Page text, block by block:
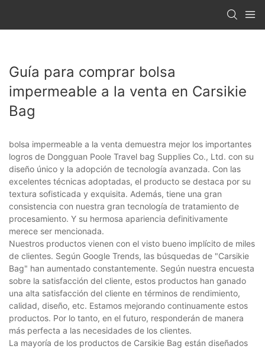
Guía para comprar bolsa
impermeable a la venta en Carsikie
Bag
bolsa impermeable a la venta demuestra mejor los importantes
logros de Dongguan Poole Travel bag Supplies Co., Ltd. con su
diseño único y la adopción de tecnología avanzada. Con las
excelentes técnicas adoptadas, el producto se destaca por su
textura sofisticada y exquisita. Además, tiene una gran
consistencia con nuestra gran tecnología de tratamiento de
procesamiento. Y su hermosa apariencia definitivamente
merece ser mencionada.
Nuestros productos vienen con el visto bueno implícito de miles
de clientes. Según Google Trends, las búsquedas de "Carsikie
Bag" han aumentado constantemente. Según nuestra encuesta
sobre la satisfacción del cliente, estos productos han ganado
una alta satisfacción del cliente en términos de rendimiento,
calidad, diseño, etc. Estamos mejorando continuamente estos
productos. Por lo tanto, en el futuro, responderán de manera
más perfecta a las necesidades de los clientes.
La mayoría de los productos de Carsikie Bag están diseñados